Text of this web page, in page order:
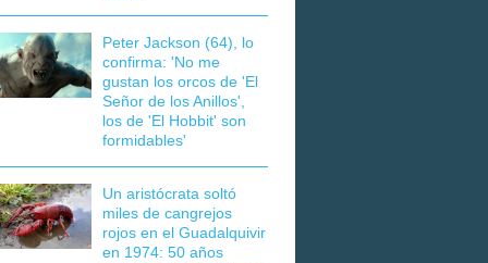
Peter Jackson (64), lo
confirma: 'No me
gustan los orcos de 'El
Señor de los Anillos',
los de 'El Hobbit' son
formidables'
Un aristócrata soltó
miles de cangrejos
rojos en el Guadalquivir
en 1974: 50 años